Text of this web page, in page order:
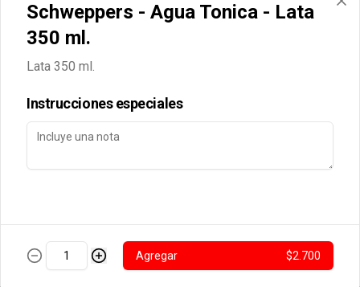
Agregado Aji Verde
Agregado Albahaca
Schweppers - Agua Tonica - Lata
350 ml.
Lata 350 ml.
Instrucciones especiales
Agregar $2.700